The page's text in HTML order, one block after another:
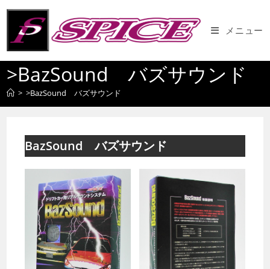
コ
ン
ツ
へ
ス
メニュー
>BazSound バズサウンド
> >BazSound バズサウンド
BazSound バズサウンド